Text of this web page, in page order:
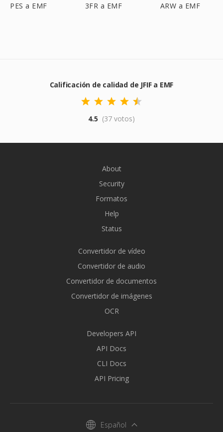
PES a EMF 3FR a EMF ARW a EMF
Calificación de calidad de JFIF a EMF
4.5 (37 votos)
About
Security
Formatos
Help
Status
Convertidor de vídeo
Convertidor de audio
Convertidor de documentos
Convertidor de imágenes
OCR
Developers API
API Docs
CLI Docs
API Pricing
Español